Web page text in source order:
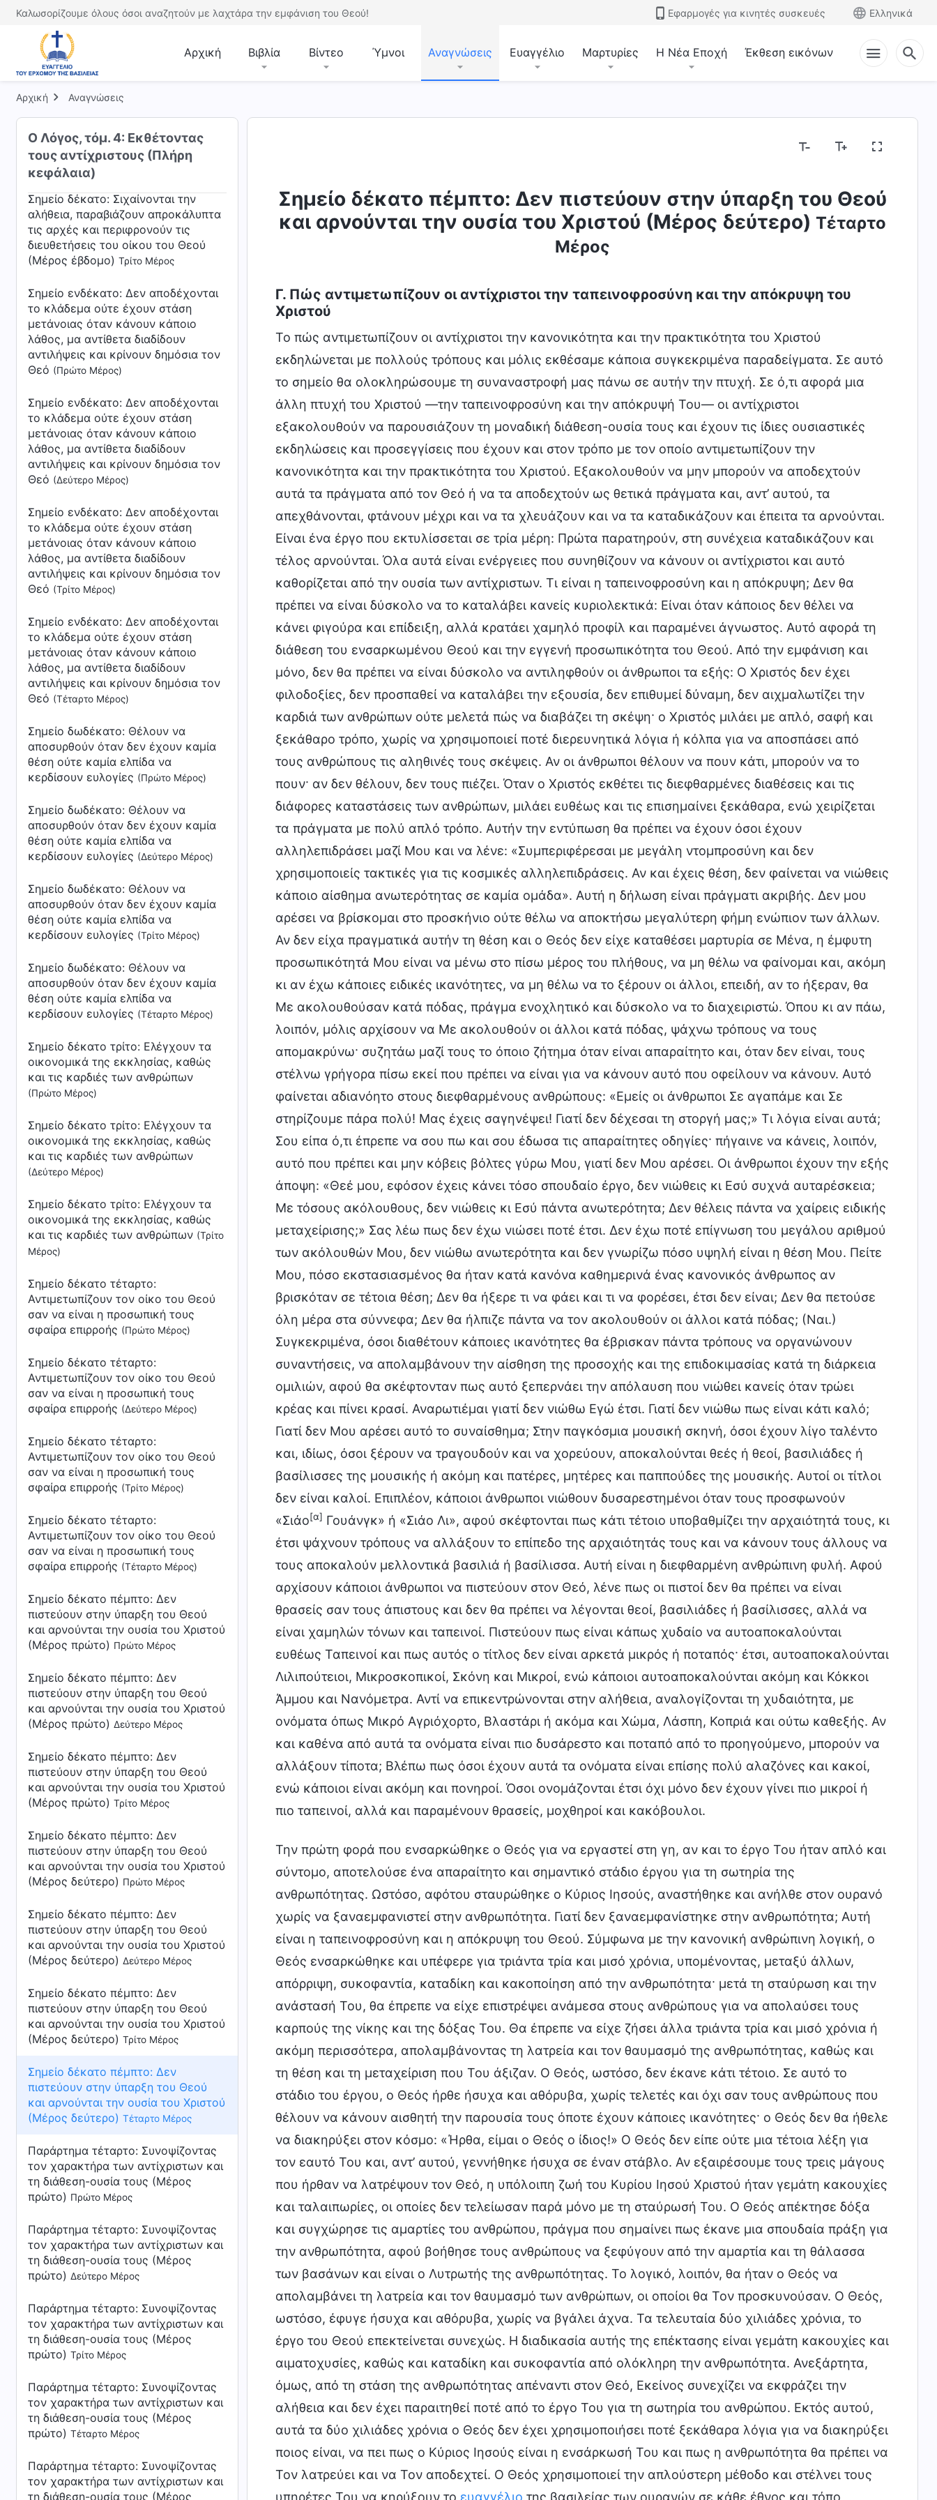
Καλωσορίζουμε όλους όσοι αναζητούν με λαχτάρα την εμφάνιση του Θεού! Εφαρμογές για κινητές συσκευές Ελληνικά
Αρχική Βιβλία Βίντεο Ύμνοι Αναγνώσεις Ευαγγέλιο Μαρτυρίες Η Νέα Εποχή Έκθεση εικόνων
Αρχική Αναγνώσεις
Ο Λόγος, τόμ. 4: Εκθέτοντας
τους αντίχριστους (Πλήρη
κεφάλαια)
Σημείο δέκατο: Σιχαίνονται την
τις αρχές και περιφρονούν τις
διευθετήσεις του οίκου του Θεού
(Μέρος έβδομο)
Σημείο δέκατο: Σιχαίνονται την
αλήθεια, παραβιάζουν απροκάλυπτα
τις αρχές και περιφρονούν τις
διευθετήσεις του οίκου του Θεού
(Μέρος έβδομο)
Σημείο δέκατο: Σιχαίνονται την
αλήθεια, παραβιάζουν απροκάλυπτα
τις αρχές και περιφρονούν τις
διευθετήσεις του οίκου του Θεού
(Μέρος έβδομο) Τρίτο Μέρος
Σημείο ενδέκατο: Δεν αποδέχονται
το κλάδεμα ούτε έχουν στάση
μετάνοιας όταν κάνουν κάποιο
λάθος, μα αντίθετα διαδίδουν
αντιλήψεις και κρίνουν δημόσια τον
Θεό (Πρώτο Μέρος)
Σημείο ενδέκατο: Δεν αποδέχονται
το κλάδεμα ούτε έχουν στάση
μετάνοιας όταν κάνουν κάποιο
λάθος, μα αντίθετα διαδίδουν
αντιλήψεις και κρίνουν δημόσια τον
Θεό (Δεύτερο Μέρος)
Σημείο ενδέκατο: Δεν αποδέχονται
το κλάδεμα ούτε έχουν στάση
μετάνοιας όταν κάνουν κάποιο
λάθος, μα αντίθετα διαδίδουν
αντιλήψεις και κρίνουν δημόσια τον
Θεό (Τρίτο Μέρος)
Σημείο ενδέκατο: Δεν αποδέχονται
το κλάδεμα ούτε έχουν στάση
μετάνοιας όταν κάνουν κάποιο
λάθος, μα αντίθετα διαδίδουν
αντιλήψεις και κρίνουν δημόσια τον
Θεό (Τέταρτο Μέρος)
Σημείο δωδέκατο: Θέλουν να
αποσυρθούν όταν δεν έχουν καμία
θέση ούτε καμία ελπίδα να
κερδίσουν ευλογίες (Πρώτο Μέρος)
Σημείο δωδέκατο: Θέλουν να
αποσυρθούν όταν δεν έχουν καμία
θέση ούτε καμία ελπίδα να
κερδίσουν ευλογίες (Δεύτερο Μέρος)
Σημείο δωδέκατο: Θέλουν να
αποσυρθούν όταν δεν έχουν καμία
θέση ούτε καμία ελπίδα να
κερδίσουν ευλογίες (Τρίτο Μέρος)
Σημείο δωδέκατο: Θέλουν να
αποσυρθούν όταν δεν έχουν καμία
θέση ούτε καμία ελπίδα να
κερδίσουν ευλογίες (Τέταρτο Μέρος)
Σημείο δέκατο τρίτο: Ελέγχουν τα
οικονομικά της εκκλησίας, καθώς
και τις καρδιές των ανθρώπων
(Πρώτο Μέρος)
Σημείο δέκατο τρίτο: Ελέγχουν τα
οικονομικά της εκκλησίας, καθώς
και τις καρδιές των ανθρώπων
(Δεύτερο Μέρος)
Σημείο δέκατο τρίτο: Ελέγχουν τα
οικονομικά της εκκλησίας, καθώς
και τις καρδιές των ανθρώπων (Τρίτο
Μέρος)
Σημείο δέκατο τέταρτο:
Αντιμετωπίζουν τον οίκο του Θεού
σαν να είναι η προσωπική τους
σφαίρα επιρροής (Πρώτο Μέρος)
Σημείο δέκατο τέταρτο:
Αντιμετωπίζουν τον οίκο του Θεού
σαν να είναι η προσωπική τους
σφαίρα επιρροής (Δεύτερο Μέρος)
Σημείο δέκατο τέταρτο:
Αντιμετωπίζουν τον οίκο του Θεού
σαν να είναι η προσωπική τους
σφαίρα επιρροής (Τρίτο Μέρος)
Σημείο δέκατο τέταρτο:
Αντιμετωπίζουν τον οίκο του Θεού
σαν να είναι η προσωπική τους
σφαίρα επιρροής (Τέταρτο Μέρος)
Σημείο δέκατο πέμπτο: Δεν
πιστεύουν στην ύπαρξη του Θεού
και αρνούνται την ουσία του Χριστού
(Μέρος πρώτο) Πρώτο Μέρος
Σημείο δέκατο πέμπτο: Δεν
πιστεύουν στην ύπαρξη του Θεού
και αρνούνται την ουσία του Χριστού
(Μέρος πρώτο) Δεύτερο Μέρος
Σημείο δέκατο πέμπτο: Δεν
πιστεύουν στην ύπαρξη του Θεού
και αρνούνται την ουσία του Χριστού
(Μέρος πρώτο) Τρίτο Μέρος
Σημείο δέκατο πέμπτο: Δεν
πιστεύουν στην ύπαρξη του Θεού
και αρνούνται την ουσία του Χριστού
(Μέρος δεύτερο) Πρώτο Μέρος
Σημείο δέκατο πέμπτο: Δεν
πιστεύουν στην ύπαρξη του Θεού
και αρνούνται την ουσία του Χριστού
(Μέρος δεύτερο) Δεύτερο Μέρος
Σημείο δέκατο πέμπτο: Δεν
πιστεύουν στην ύπαρξη του Θεού
και αρνούνται την ουσία του Χριστού
(Μέρος δεύτερο) Τρίτο Μέρος
Σημείο δέκατο πέμπτο: Δεν
πιστεύουν στην ύπαρξη του Θεού
και αρνούνται την ουσία του Χριστού
(Μέρος δεύτερο) Τέταρτο Μέρος
Παράρτημα τέταρτο: Συνοψίζοντας
τον χαρακτήρα των αντίχριστων και
τη διάθεση-ουσία τους (Μέρος
πρώτο) Πρώτο Μέρος
Παράρτημα τέταρτο: Συνοψίζοντας
τον χαρακτήρα των αντίχριστων και
τη διάθεση-ουσία τους (Μέρος
πρώτο) Δεύτερο Μέρος
Παράρτημα τέταρτο: Συνοψίζοντας
τον χαρακτήρα των αντίχριστων και
τη διάθεση-ουσία τους (Μέρος
πρώτο) Τρίτο Μέρος
Παράρτημα τέταρτο: Συνοψίζοντας
τον χαρακτήρα των αντίχριστων και
τη διάθεση-ουσία τους (Μέρος
πρώτο) Τέταρτο Μέρος
Παράρτημα τέταρτο: Συνοψίζοντας
τον χαρακτήρα των αντίχριστων και
τη διάθεση-ουσία τους (Μέρος
Σημείο δέκατο πέμπτο: Δεν πιστεύουν στην ύπαρξη του Θεού
και αρνούνται την ουσία του Χριστού (Μέρος δεύτερο) Τέταρτο
Μέρος
Γ. Πώς αντιμετωπίζουν οι αντίχριστοι την ταπεινοφροσύνη και την απόκρυψη του
Χριστού
Το πώς αντιμετωπίζουν οι αντίχριστοι την κανονικότητα και την πρακτικότητα του Χριστού
εκδηλώνεται με πολλούς τρόπους και μόλις εκθέσαμε κάποια συγκεκριμένα παραδείγματα. Σε αυτό
το σημείο θα ολοκληρώσουμε τη συναναστροφή μας πάνω σε αυτήν την πτυχή. Σε ό,τι αφορά μια
άλλη πτυχή του Χριστού —την ταπεινοφροσύνη και την απόκρυψή Του— οι αντίχριστοι
εξακολουθούν να παρουσιάζουν τη μοναδική διάθεση-ουσία τους και έχουν τις ίδιες ουσιαστικές
εκδηλώσεις και προσεγγίσεις που έχουν και στον τρόπο με τον οποίο αντιμετωπίζουν την
κανονικότητα και την πρακτικότητα του Χριστού. Εξακολουθούν να μην μπορούν να αποδεχτούν
αυτά τα πράγματα από τον Θεό ή να τα αποδεχτούν ως θετικά πράγματα και, αντ’ αυτού, τα
απεχθάνονται, φτάνουν μέχρι και να τα χλευάζουν και να τα καταδικάζουν και έπειτα τα αρνούνται.
Είναι ένα έργο που εκτυλίσσεται σε τρία μέρη: Πρώτα παρατηρούν, στη συνέχεια καταδικάζουν και
τέλος αρνούνται. Όλα αυτά είναι ενέργειες που συνηθίζουν να κάνουν οι αντίχριστοι και αυτό
καθορίζεται από την ουσία των αντίχριστων. Τι είναι η ταπεινοφροσύνη και η απόκρυψη; Δεν θα
πρέπει να είναι δύσκολο να το καταλάβει κανείς κυριολεκτικά: Είναι όταν κάποιος δεν θέλει να
κάνει φιγούρα και επίδειξη, αλλά κρατάει χαμηλό προφίλ και παραμένει άγνωστος. Αυτό αφορά τη
διάθεση του ενσαρκωμένου Θεού και την εγγενή προσωπικότητα του Θεού. Από την εμφάνιση και
μόνο, δεν θα πρέπει να είναι δύσκολο να αντιληφθούν οι άνθρωποι τα εξής: Ο Χριστός δεν έχει
φιλοδοξίες, δεν προσπαθεί να καταλάβει την εξουσία, δεν επιθυμεί δύναμη, δεν αιχμαλωτίζει την
καρδιά των ανθρώπων ούτε μελετά πώς να διαβάζει τη σκέψη· ο Χριστός μιλάει με απλό, σαφή και
ξεκάθαρο τρόπο, χωρίς να χρησιμοποιεί ποτέ διερευνητικά λόγια ή κόλπα για να αποσπάσει από
τους ανθρώπους τις αληθινές τους σκέψεις. Αν οι άνθρωποι θέλουν να πουν κάτι, μπορούν να το
πουν· αν δεν θέλουν, δεν τους πιέζει. Όταν ο Χριστός εκθέτει τις διεφθαρμένες διαθέσεις και τις
διάφορες καταστάσεις των ανθρώπων, μιλάει ευθέως και τις επισημαίνει ξεκάθαρα, ενώ χειρίζεται
τα πράγματα με πολύ απλό τρόπο. Αυτήν την εντύπωση θα πρέπει να έχουν όσοι έχουν
αλληλεπιδράσει μαζί Μου και να λένε: «Συμπεριφέρεσαι με μεγάλη ντομπροσύνη και δεν
χρησιμοποιείς τακτικές για τις κοσμικές αλληλεπιδράσεις. Αν και έχεις θέση, δεν φαίνεται να νιώθεις
κάποιο αίσθημα ανωτερότητας σε καμία ομάδα». Αυτή η δήλωση είναι πράγματι ακριβής. Δεν μου
αρέσει να βρίσκομαι στο προσκήνιο ούτε θέλω να αποκτήσω μεγαλύτερη φήμη ενώπιον των άλλων.
Αν δεν είχα πραγματικά αυτήν τη θέση και ο Θεός δεν είχε καταθέσει μαρτυρία σε Μένα, η έμφυτη
προσωπικότητά Μου είναι να μένω στο πίσω μέρος του πλήθους, να μη θέλω να φαίνομαι και, ακόμη
κι αν έχω κάποιες ειδικές ικανότητες, να μη θέλω να το ξέρουν οι άλλοι, επειδή, αν το ήξεραν, θα
Με ακολουθούσαν κατά πόδας, πράγμα ενοχλητικό και δύσκολο να το διαχειριστώ. Όπου κι αν πάω,
λοιπόν, μόλις αρχίσουν να Με ακολουθούν οι άλλοι κατά πόδας, ψάχνω τρόπους να τους
απομακρύνω· συζητάω μαζί τους το όποιο ζήτημα όταν είναι απαραίτητο και, όταν δεν είναι, τους
στέλνω γρήγορα πίσω εκεί που πρέπει να είναι για να κάνουν αυτό που οφείλουν να κάνουν. Αυτό
φαίνεται αδιανόητο στους διεφθαρμένους ανθρώπους: «Εμείς οι άνθρωποι Σε αγαπάμε και Σε
στηρίζουμε πάρα πολύ! Μας έχεις σαγηνέψει! Γιατί δεν δέχεσαι τη στοργή μας;» Τι λόγια είναι αυτά;
Σου είπα ό,τι έπρεπε να σου πω και σου έδωσα τις απαραίτητες οδηγίες· πήγαινε να κάνεις, λοιπόν,
αυτό που πρέπει και μην κόβεις βόλτες γύρω Μου, γιατί δεν Μου αρέσει. Οι άνθρωποι έχουν την εξής
άποψη: «Θεέ μου, εφόσον έχεις κάνει τόσο σπουδαίο έργο, δεν νιώθεις κι Εσύ συχνά αυταρέσκεια;
Με τόσους ακόλουθους, δεν νιώθεις κι Εσύ πάντα ανωτερότητα; Δεν θέλεις πάντα να χαίρεις ειδικής
μεταχείρισης;» Σας λέω πως δεν έχω νιώσει ποτέ έτσι. Δεν έχω ποτέ επίγνωση του μεγάλου αριθμού
των ακόλουθών Μου, δεν νιώθω ανωτερότητα και δεν γνωρίζω πόσο υψηλή είναι η θέση Μου. Πείτε
Μου, πόσο εκστασιασμένος θα ήταν κατά κανόνα καθημερινά ένας κανονικός άνθρωπος αν
βρισκόταν σε τέτοια θέση; Δεν θα ήξερε τι να φάει και τι να φορέσει, έτσι δεν είναι; Δεν θα πετούσε
όλη μέρα στα σύννεφα; Δεν θα ήλπιζε πάντα να τον ακολουθούν οι άλλοι κατά πόδας; (Ναι.)
Συγκεκριμένα, όσοι διαθέτουν κάποιες ικανότητες θα έβρισκαν πάντα τρόπους να οργανώνουν
συναντήσεις, να απολαμβάνουν την αίσθηση της προσοχής και της επιδοκιμασίας κατά τη διάρκεια
ομιλιών, αφού θα σκέφτονταν πως αυτό ξεπερνάει την απόλαυση που νιώθει κανείς όταν τρώει
κρέας και πίνει κρασί. Αναρωτιέμαι γιατί δεν νιώθω Εγώ έτσι. Γιατί δεν νιώθω πως είναι κάτι καλό;
Γιατί δεν Μου αρέσει αυτό το συναίσθημα; Στην παγκόσμια μουσική σκηνή, όσοι έχουν λίγο ταλέντο
και, ιδίως, όσοι ξέρουν να τραγουδούν και να χορεύουν, αποκαλούνται θεές ή θεοί, βασιλιάδες ή
βασίλισσες της μουσικής ή ακόμη και πατέρες, μητέρες και παππούδες της μουσικής. Αυτοί οι τίτλοι
δεν είναι καλοί. Επιπλέον, κάποιοι άνθρωποι νιώθουν δυσαρεστημένοι όταν τους προσφωνούν
«Σιάο[α] Γουάνγκ» ή «Σιάο Λι», αφού σκέφτονται πως κάτι τέτοιο υποβαθμίζει την αρχαιότητά τους, κι
έτσι ψάχνουν τρόπους να αλλάξουν το επίπεδο της αρχαιότητάς τους και να κάνουν τους άλλους να
τους αποκαλούν μελλοντικά βασιλιά ή βασίλισσα. Αυτή είναι η διεφθαρμένη ανθρώπινη φυλή. Αφού
αρχίσουν κάποιοι άνθρωποι να πιστεύουν στον Θεό, λένε πως οι πιστοί δεν θα πρέπει να είναι
θρασείς σαν τους άπιστους και δεν θα πρέπει να λέγονται θεοί, βασιλιάδες ή βασίλισσες, αλλά να
είναι χαμηλών τόνων και ταπεινοί. Πιστεύουν πως είναι κάπως χυδαίο να αυτοαποκαλούνται
ευθέως Ταπεινοί και πως αυτός ο τίτλος δεν είναι αρκετά μικρός ή ποταπός· έτσι, αυτοαποκαλούνται
Λιλιπούτειοι, Μικροσκοπικοί, Σκόνη και Μικροί, ενώ κάποιοι αυτοαποκαλούνται ακόμη και Κόκκοι
Άμμου και Νανόμετρα. Αντί να επικεντρώνονται στην αλήθεια, αναλογίζονται τη χυδαιότητα, με
ονόματα όπως Μικρό Αγριόχορτο, Βλαστάρι ή ακόμα και Χώμα, Λάσπη, Κοπριά και ούτω καθεξής. Αν
και καθένα από αυτά τα ονόματα είναι πιο δυσάρεστο και ποταπό από το προηγούμενο, μπορούν να
αλλάξουν τίποτα; Βλέπω πως όσοι έχουν αυτά τα ονόματα είναι επίσης πολύ αλαζόνες και κακοί,
ενώ κάποιοι είναι ακόμη και πονηροί. Όσοι ονομάζονται έτσι όχι μόνο δεν έχουν γίνει πιο μικροί ή
πιο ταπεινοί, αλλά και παραμένουν θρασείς, μοχθηροί και κακόβουλοι.
Την πρώτη φορά που ενσαρκώθηκε ο Θεός για να εργαστεί στη γη, αν και το έργο Του ήταν απλό και
σύντομο, αποτελούσε ένα απαραίτητο και σημαντικό στάδιο έργου για τη σωτηρία της
ανθρωπότητας. Ωστόσο, αφότου σταυρώθηκε ο Κύριος Ιησούς, αναστήθηκε και ανήλθε στον ουρανό
χωρίς να ξαναεμφανιστεί στην ανθρωπότητα. Γιατί δεν ξαναεμφανίστηκε στην ανθρωπότητα; Αυτή
είναι η ταπεινοφροσύνη και η απόκρυψη του Θεού. Σύμφωνα με την κανονική ανθρώπινη λογική, ο
Θεός ενσαρκώθηκε και υπέφερε για τριάντα τρία και μισό χρόνια, υπομένοντας, μεταξύ άλλων,
απόρριψη, συκοφαντία, καταδίκη και κακοποίηση από την ανθρωπότητα· μετά τη σταύρωση και την
ανάστασή Του, θα έπρεπε να είχε επιστρέψει ανάμεσα στους ανθρώπους για να απολαύσει τους
καρπούς της νίκης και της δόξας Του. Θα έπρεπε να είχε ζήσει άλλα τριάντα τρία και μισό χρόνια ή
ακόμη περισσότερα, απολαμβάνοντας τη λατρεία και τον θαυμασμό της ανθρωπότητας, καθώς και
τη θέση και τη μεταχείριση που Του άξιζαν. Ο Θεός, ωστόσο, δεν έκανε κάτι τέτοιο. Σε αυτό το
στάδιο του έργου, ο Θεός ήρθε ήσυχα και αθόρυβα, χωρίς τελετές και όχι σαν τους ανθρώπους που
θέλουν να κάνουν αισθητή την παρουσία τους όποτε έχουν κάποιες ικανότητες· ο Θεός δεν θα ήθελε
να διακηρύξει στον κόσμο: «Ήρθα, είμαι ο Θεός ο ίδιος!» Ο Θεός δεν είπε ούτε μια τέτοια λέξη για
τον εαυτό Του και, αντ’ αυτού, γεννήθηκε ήσυχα σε έναν στάβλο. Αν εξαιρέσουμε τους τρεις μάγους
που ήρθαν να λατρέψουν τον Θεό, η υπόλοιπη ζωή του Κυρίου Ιησού Χριστού ήταν γεμάτη κακουχίες
και ταλαιπωρίες, οι οποίες δεν τελείωσαν παρά μόνο με τη σταύρωσή Του. Ο Θεός απέκτησε δόξα
και συγχώρησε τις αμαρτίες του ανθρώπου, πράγμα που σημαίνει πως έκανε μια σπουδαία πράξη για
την ανθρωπότητα, αφού βοήθησε τους ανθρώπους να ξεφύγουν από την αμαρτία και τη θάλασσα
των βασάνων και είναι ο Λυτρωτής της ανθρωπότητας. Το λογικό, λοιπόν, θα ήταν ο Θεός να
απολαμβάνει τη λατρεία και τον θαυμασμό των ανθρώπων, οι οποίοι θα Τον προσκυνούσαν. Ο Θεός,
ωστόσο, έφυγε ήσυχα και αθόρυβα, χωρίς να βγάλει άχνα. Τα τελευταία δύο χιλιάδες χρόνια, το
έργο του Θεού επεκτείνεται συνεχώς. Η διαδικασία αυτής της επέκτασης είναι γεμάτη κακουχίες και
αιματοχυσίες, καθώς και καταδίκη και συκοφαντία από ολόκληρη την ανθρωπότητα. Ανεξάρτητα,
όμως, από τη στάση της ανθρωπότητας απέναντι στον Θεό, Εκείνος συνεχίζει να εκφράζει την
αλήθεια και δεν έχει παραιτηθεί ποτέ από το έργο Του για τη σωτηρία του ανθρώπου. Εκτός αυτού,
αυτά τα δύο χιλιάδες χρόνια ο Θεός δεν έχει χρησιμοποιήσει ποτέ ξεκάθαρα λόγια για να διακηρύξει
ποιος είναι, να πει πως ο Κύριος Ιησούς είναι η ενσάρκωσή Του και πως η ανθρωπότητα θα πρέπει να
Τον λατρεύει και να Τον αποδεχτεί. Ο Θεός χρησιμοποιεί την απλούστερη μέθοδο και στέλνει τους
υπηρέτες Του να κηρύξουν το ευαγγέλιο της βασιλείας των ουρανών σε κάθε έθνος και τόπο,